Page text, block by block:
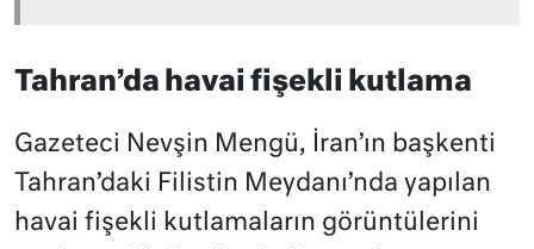
Tahran’da havai fişekli kutlama
Gazeteci Nevşin Mengü, İran’ın başkenti
Tahran’daki Filistin Meydanı’nda yapılan
havai fişekli kutlamaların görüntülerini